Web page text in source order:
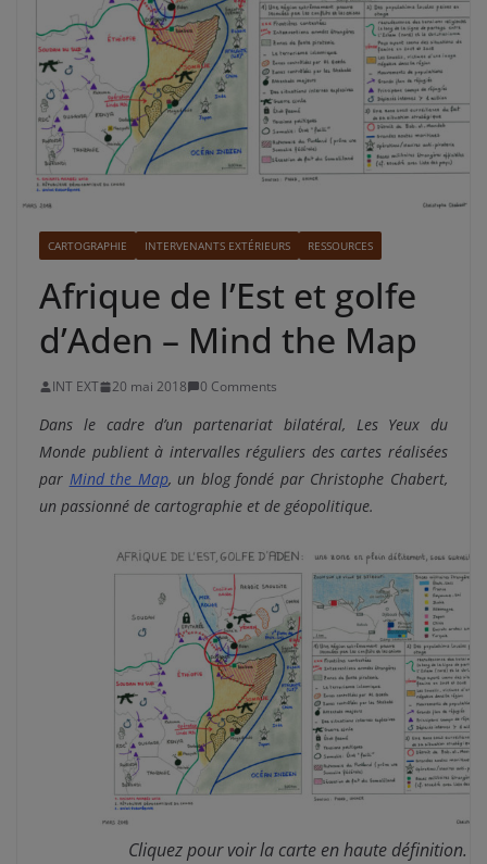
CARTOGRAPHIE INTERVENANTS EXTÉRIEURS RESSOURCES
Afrique de l’Est et golfe
d’Aden – Mind the Map
INT EXT 20 mai 2018 0 Comments
Dans le cadre d’un partenariat bilatéral, Les Yeux du
Monde publient à intervalles réguliers des cartes réalisées
par Mind the Map, un blog fondé par Christophe Chabert,
un passionné de cartographie et de géopolitique.
Cliquez pour voir la carte en haute définition.